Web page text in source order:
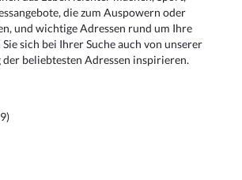
die zum Auspowern oder
und wichtige Adressen rund um Ihre
Sie sich bei Ihrer Suche auch von unserer
beliebtesten Adressen inspirieren.